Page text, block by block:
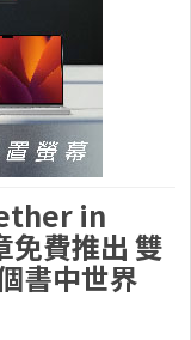
in
費推出 雙
書中世界